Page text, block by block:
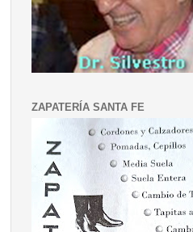
ZAPATERÍA SANTA FE